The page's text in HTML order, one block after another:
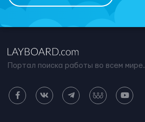
Портал поиска работы во всем мире.